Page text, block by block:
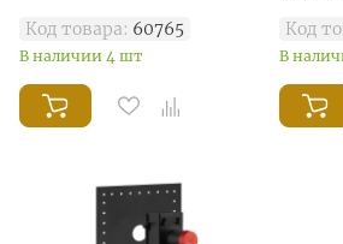
Код товара: 60765
В наличии 4 шт
Код
В